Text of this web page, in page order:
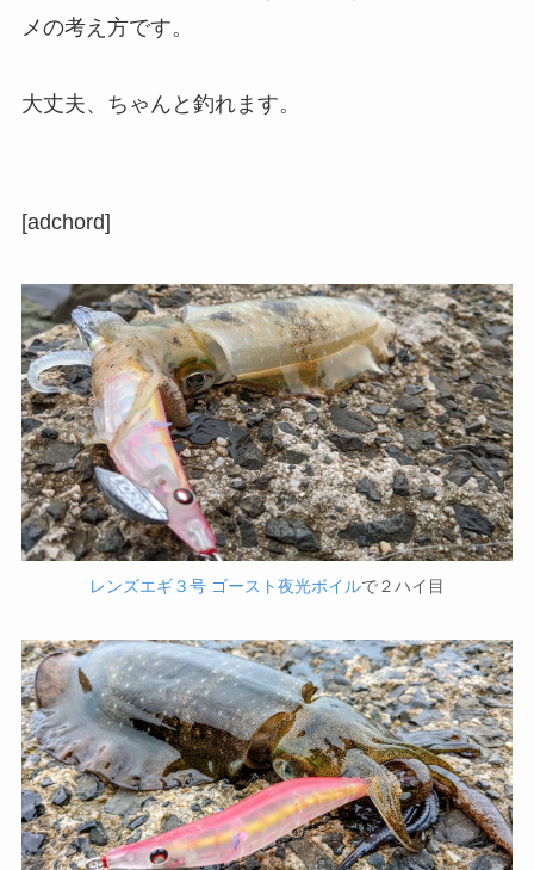
メの考え方です。
大丈夫、ちゃんと釣れます。
[adchord]
レンズエギ３号 ゴースト夜光ボイルで２ハイ目